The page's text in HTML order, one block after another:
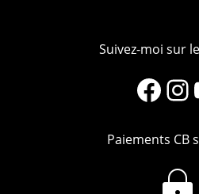
Suivez-moi sur
Facebook
Paiements CB